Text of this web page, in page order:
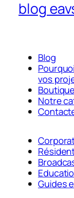
blog
Blog
vos
Notre
Guides